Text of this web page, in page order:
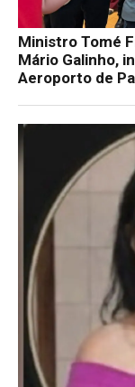
Ministro Tomé
Mário Galinho,
Aeroporto de